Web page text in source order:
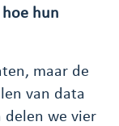
hoe hun
maar de
van data
delen we vier